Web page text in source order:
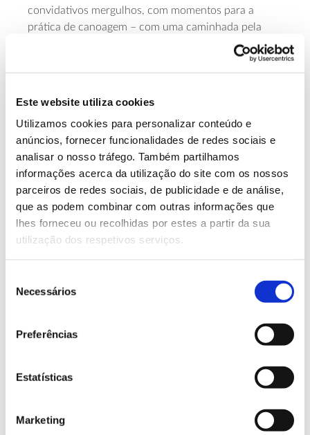
Este website utiliza cookies
Utilizamos cookies para personalizar conteúdo e
anúncios, fornecer funcionalidades de redes sociais e
analisar o nosso tráfego. Também partilhamos
informações acerca da utilização do site com os nossos
parceiros de redes sociais, de publicidade e de análise,
que as podem combinar com outras informações que
lhes forneceu ou recolhidas por estes a partir da sua
utilização dos respetivos serviços.
Necessários
Preferências
Estatísticas
Marketing
convidativos mergulhos, com momentos para a
prática de canoagem – com uma caminhada pela
serra garantida. O itinerário das Caminhadas Smile
não é rigoroso e, dependendo da maré, será ajustado
in loco. O número de participantes é limitado à
que inclui caminhada, seguro e canoagem).
Saiba mais sobre este passeio
13.07.2026
Genoma do priolo e de outras espécies em risco:
conhecer para conservar
Registar galhas de Trichi em acácia-das-espigas:
25.06.2026